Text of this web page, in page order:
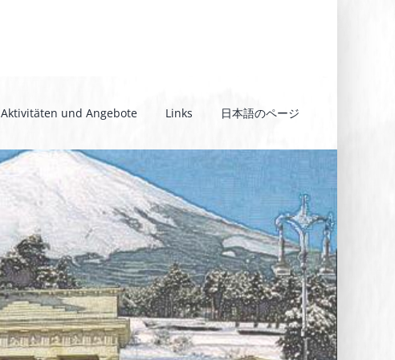
Aktivitäten und Angebote Links 日本語のページ